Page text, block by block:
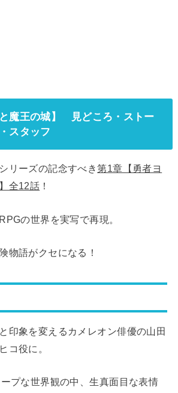
と魔王の城】
見どころ・ストー
スタッフ
リーズの記念すべき第1章【勇者ヨ
全12話 ！
の世界を実写で再現。
物語がクセになる！
印象を変えるカメレオン俳優の山田
コ役に。
プな世界観の中、生真面目な表情